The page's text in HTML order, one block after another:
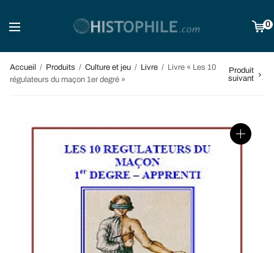
0
Accueil / Produits / Culture et jeu / Livre / Livre « Les 10
régulateurs du maçon 1er degré »
Produit
suivant